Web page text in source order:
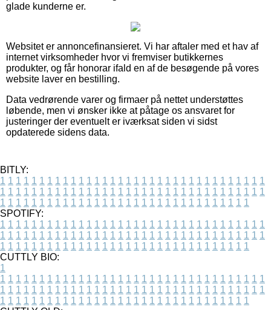
glade kunderne er.
Websitet er annoncefinansieret. Vi har aftaler med et hav af
internet virksomheder hvor vi fremviser butikkernes
produkter, og får honorar ifald en af de besøgende på vores
website laver en bestilling.
Data vedrørende varer og firmaer på nettet understøttes
løbende, men vi ønsker ikke at påtage os ansvaret for
justeringer der eventuelt er iværksat siden vi sidst
opdaterede sidens data.
BITLY:
1 1 1 1 1 1 1 1 1 1 1 1 1 1 1 1 1 1 1 1 1 1 1 1 1 1 1 1 1 1 1 1 1 1
1 1 1 1 1 1 1 1 1 1 1 1 1 1 1 1 1 1 1 1 1 1 1 1 1 1 1 1 1 1 1 1 1 1
1 1 1 1 1 1 1 1 1 1 1 1 1 1 1 1 1 1 1 1 1 1 1 1 1 1 1 1 1 1 1 1
SPOTIFY:
1 1 1 1 1 1 1 1 1 1 1 1 1 1 1 1 1 1 1 1 1 1 1 1 1 1 1 1 1 1 1 1 1 1
1 1 1 1 1 1 1 1 1 1 1 1 1 1 1 1 1 1 1 1 1 1 1 1 1 1 1 1 1 1 1 1 1 1
1 1 1 1 1 1 1 1 1 1 1 1 1 1 1 1 1 1 1 1 1 1 1 1 1 1 1 1 1 1 1 1
CUTTLY BIO:
1
1 1 1 1 1 1 1 1 1 1 1 1 1 1 1 1 1 1 1 1 1 1 1 1 1 1 1 1 1 1 1 1 1 1
1 1 1 1 1 1 1 1 1 1 1 1 1 1 1 1 1 1 1 1 1 1 1 1 1 1 1 1 1 1 1 1 1 1
1 1 1 1 1 1 1 1 1 1 1 1 1 1 1 1 1 1 1 1 1 1 1 1 1 1 1 1 1 1 1 1